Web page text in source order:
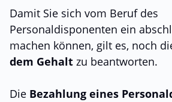
Damit Sie sich vom Beruf des
Personaldisponenten ein
machen können, gilt es, noch
dem Gehalt zu beantworten.
Die Bezahlung eines